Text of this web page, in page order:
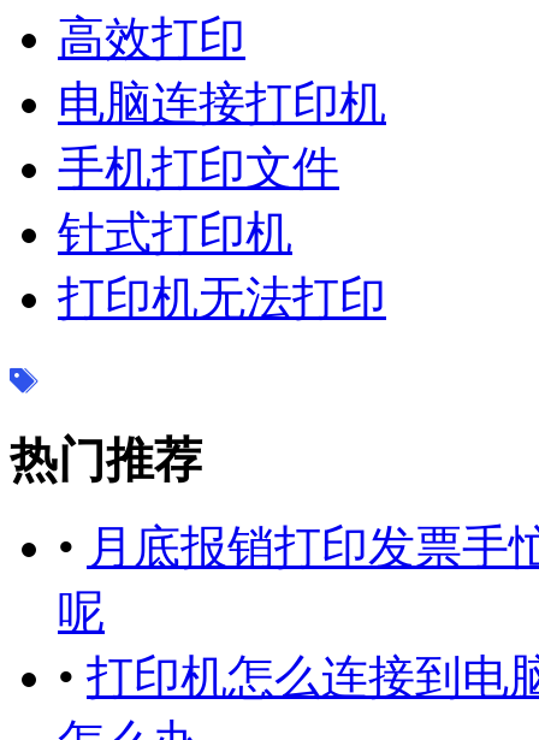
高效打印
电脑连接打印机
手机打印文件
针式打印机
打印机无法打印
热门推荐
• 月底报销打印发票手
呢
• 打印机怎么连接到电